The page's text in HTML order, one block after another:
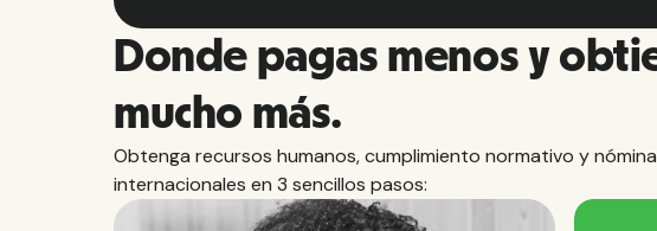
Donde pagas menos y
mucho más.
Obtenga recursos humanos, cumplimiento normativo y
internacionales en 3 sencillos pasos: